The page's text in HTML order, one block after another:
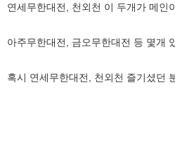
연세무한대전, 천외천 이 두개가 메인
아주무한대전, 금오무한대전 등 몇개
혹시 연세무한대전, 천외천 즐기셨던